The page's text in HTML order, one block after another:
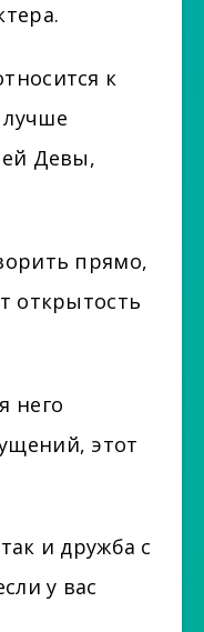
к
Девы,
прямо,
открытость
него
этот
и дружба с
у вас